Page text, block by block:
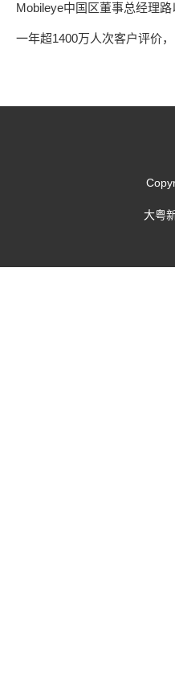
Mobileye中国区董事总经理
一年超1400万人次客户评价
大粤